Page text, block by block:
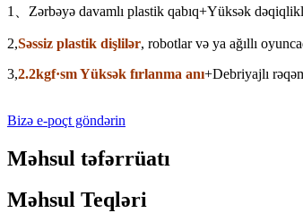
1、Zərbəyə davamlı plastik qabıq+Yüksək
2,Səssiz plastik dişlilər, robotlar və ya ağıllı
3,2.2kgf·sm Yüksək fırlanma anı+Debriyajlı
Bizə e-poçt göndərin
Məhsul təfərrüatı
Məhsul Teqləri